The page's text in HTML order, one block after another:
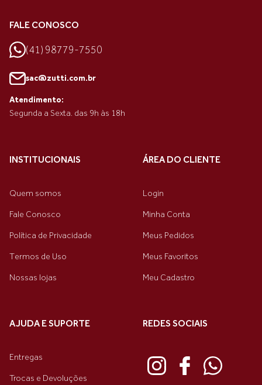
FALE CONOSCO
(41) 98779-7550
sac@zutti.com.br
Atendimento:
Segunda a Sexta. das 9h às 18h
INSTITUCIONAIS
Quem somos
Fale Conosco
Política de Privacidade
Termos de Uso
Nossas lojas
ÁREA DO CLIENTE
Login
Minha Conta
Meus Pedidos
Meus Favoritos
Meu Cadastro
AJUDA E SUPORTE
Entregas
Trocas e Devoluções
REDES SOCIAIS